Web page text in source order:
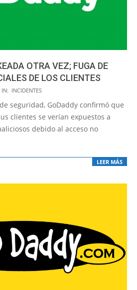
OTRA VEZ; FUGA DE
DE LOS CLIENTES
IN: INCIDENTES
seguridad, GoDaddy confirmó que
clientes se verían expuestos a
debido al acceso no
LEER MÁS